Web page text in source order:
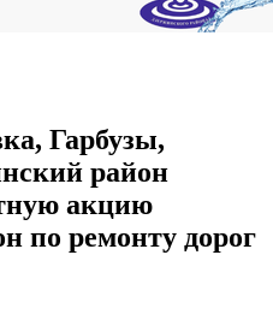
Гарбузы,
район
акцию
по ремонту дорог